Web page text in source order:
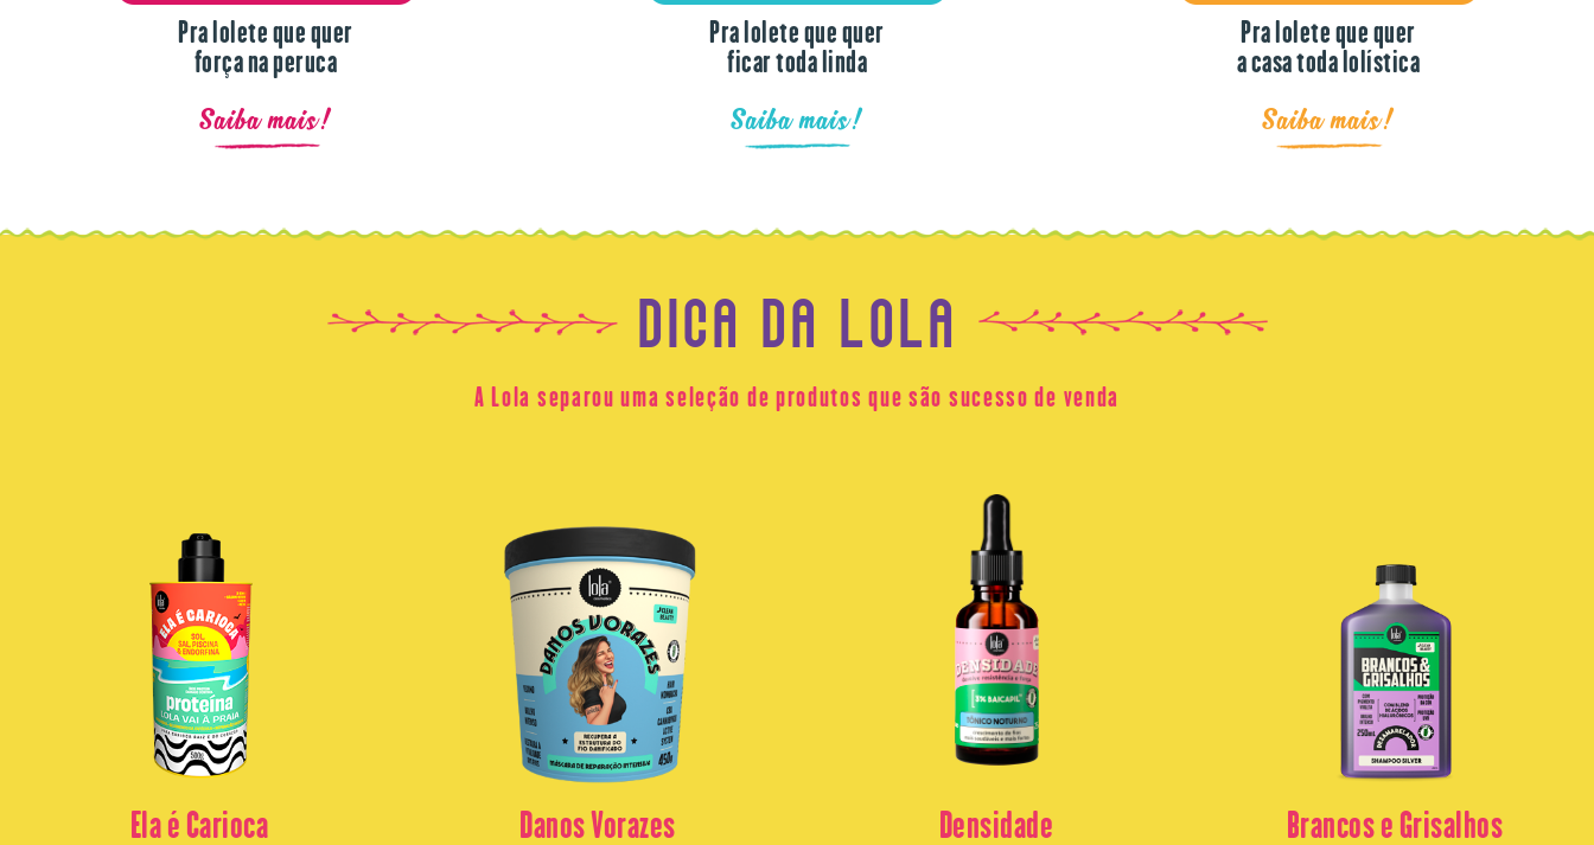
Pra lolete que quer
força na peruca
Saiba mais!
Pra lolete que quer
ficar toda linda
Saiba mais!
Pra lolete que quer
a casa toda lolística
Saiba mais!
DICA DA LOLA
A Lola separou uma seleção de produtos que são sucesso de venda
Ela é Carioca Danos Vorazes Densidade Brancos e Grisalhos